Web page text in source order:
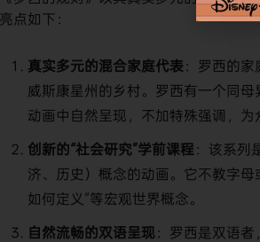
亮点如下：
真实多元的混合家庭代表 ：罗西的
威斯康星州的乡村。罗西有一个同
动画中自然呈现，不加特殊强调，为
创新的“社会研究”学前课程 ：该系列
济、历史）概念的动画。它不教字母
如何定义”等宏观世界概念。
自然流畅的双语呈现：罗西是双语